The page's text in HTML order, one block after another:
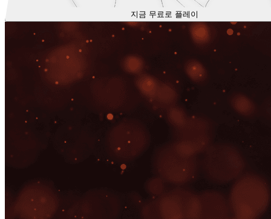
지금 무료로 플레이